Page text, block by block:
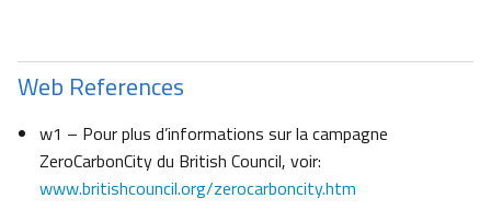
Web References
w1 – Pour plus d’informations sur la campagne
ZeroCarbonCity du British Council, voir:
www.britishcouncil.org/zerocarboncity.htm